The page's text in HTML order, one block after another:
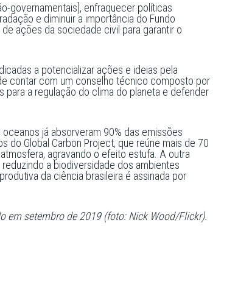
governamentais], enfraquecer políticas
e diminuir a importância do Fundo
ações da sociedade civil para garantir o
a potencializar ações e ideias pela
contar com um conselho técnico composto por
a regulação do clima do planeta e defender
oceanos já absorveram 90% das emissões
do Global Carbon Project, que reúne mais de 70
agravando o efeito estufa. A outra
a biodiversidade dos ambientes
da ciência brasileira é assinada por
em setembro de 2019 (foto: Nick Wood/Flickr).